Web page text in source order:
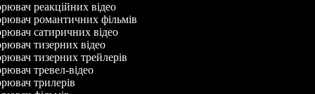
реакційних відео
романтичних фільмів
сатиричних відео
тизерних відео
тизерних трейлерів
тревел-відео
трилерів